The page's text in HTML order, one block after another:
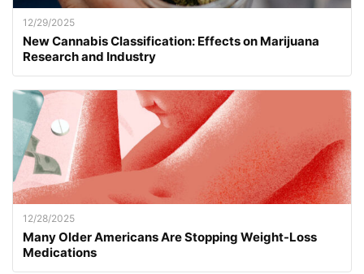
12/29/2025
New Cannabis Classification: Effects on Marijuana
Research and Industry
12/28/2025
Many Older Americans Are Stopping Weight-Loss
Medications